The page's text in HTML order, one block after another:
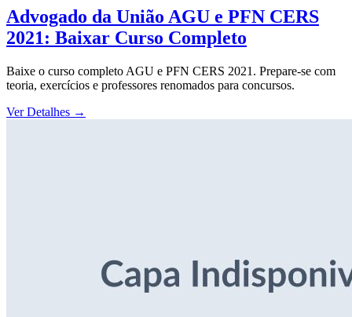
Advogado da União AGU e PFN CERS
2021: Baixar Curso Completo
Baixe o curso completo AGU e PFN CERS 2021. Prepare-se com
teoria, exercícios e professores renomados para concursos.
Ver Detalhes →